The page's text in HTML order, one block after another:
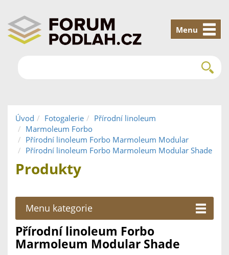
Menu
Úvod Fotogalerie
Přírodní linoleum
Marmoleum Forbo
Přírodní linoleum Forbo Marmoleum Modular
Přírodní linoleum Forbo Marmoleum Modular Shade
Produkty
Menu kategorie
Přírodní linoleum Forbo
Marmoleum Modular Shade